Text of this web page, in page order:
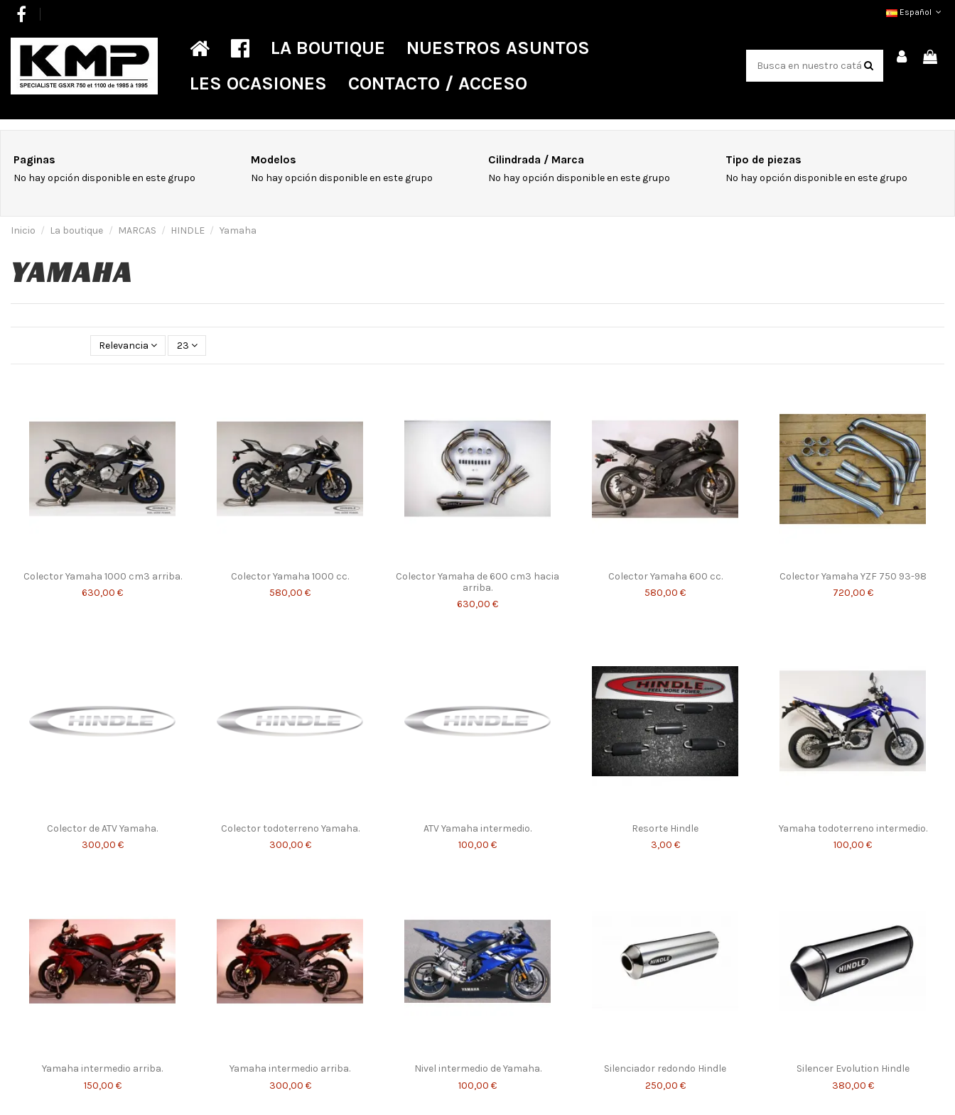
Español
LA BOUTIQUE
NUESTROS ASUNTOS
LES OCASIONES
CONTACTO / ACCESO
Paginas
No hay opción disponible en este grupo
Modelos
No hay opción disponible en este grupo
Cilindrada / Marca
No hay opción disponible en este grupo
Tipo de piezas
No hay opción disponible en este grupo
Inicio La boutique MARCAS HINDLE Yamaha
YAMAHA
Relevancia 23
Colector Yamaha 1000 cm3 arriba.
630,00 €
Colector Yamaha 1000 cc.
580,00 €
Colector Yamaha de 600 cm3 hacia
arriba.
630,00 €
Colector Yamaha 600 cc.
580,00 €
Colector Yamaha YZF 750 93-98
720,00 €
Colector de ATV Yamaha.
300,00 €
Colector todoterreno Yamaha.
300,00 €
ATV Yamaha intermedio.
100,00 €
Resorte Hindle
3,00 €
Yamaha todoterreno intermedio.
100,00 €
Yamaha intermedio arriba.
150,00 €
Yamaha intermedio arriba.
300,00 €
Nivel intermedio de Yamaha.
100,00 €
Silenciador redondo Hindle
250,00 €
Silencer Evolution Hindle
380,00 €